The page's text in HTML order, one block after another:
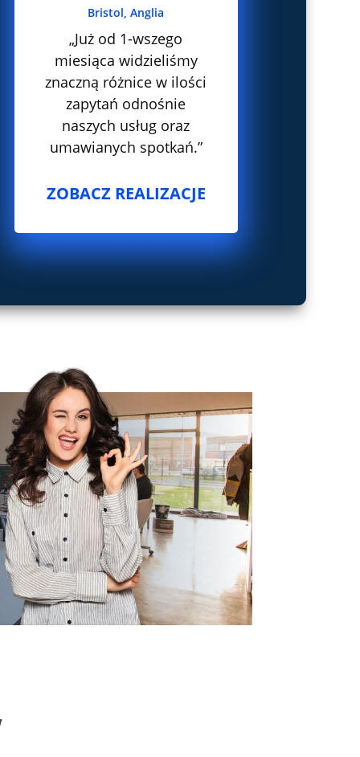
Bristol, Anglia
„Już od 1-wszego
miesiąca widzieliśmy
znaczną różnice w ilości
zapytań odnośnie
naszych usług oraz
umawianych spotkań.”
ZOBACZ REALIZACJE